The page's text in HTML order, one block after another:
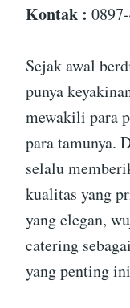
Kontak :
Sejak awal
punya
mewakili para
para tamunya.
selalu
kualitas yang
yang elegan,
catering
yang penting